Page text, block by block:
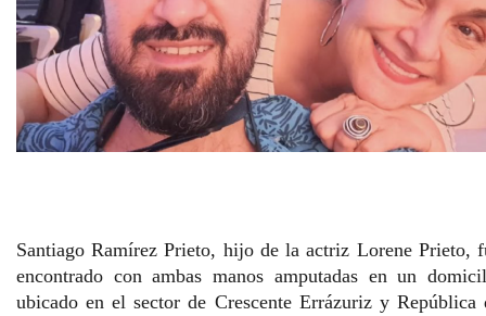
Santiago Ramírez Prieto, hijo de la actriz Lorene Prieto,
encontrado con ambas manos amputadasen un
ubicado en el sector de Crescente Errázuriz y República